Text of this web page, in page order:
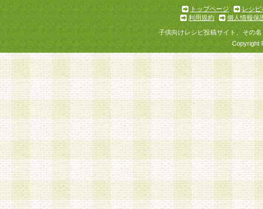
トップページ
レシピ
利用規約
個人情報保
子供向けレシピ投稿サイト、その
Copyright